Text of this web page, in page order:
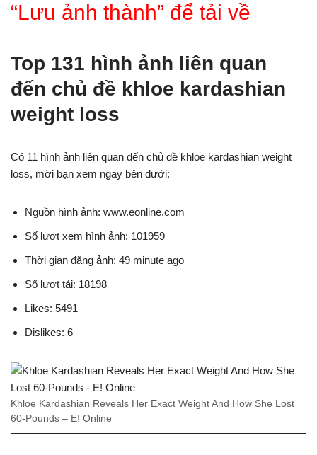
“Lưu ảnh thành” để tải về
Top 131 hình ảnh liên quan
đến chủ đề khloe kardashian
weight loss
Có 11 hình ảnh liên quan đến chủ đề khloe kardashian weight
loss, mời bạn xem ngay bên dưới:
Nguồn hình ảnh: www.eonline.com
Số lượt xem hình ảnh: 101959
Thời gian đăng ảnh: 49 minute ago
Số lượt tải: 18198
Likes: 5491
Dislikes: 6
Khloe Kardashian Reveals Her Exact Weight And How She Lost
60-Pounds – E! Online